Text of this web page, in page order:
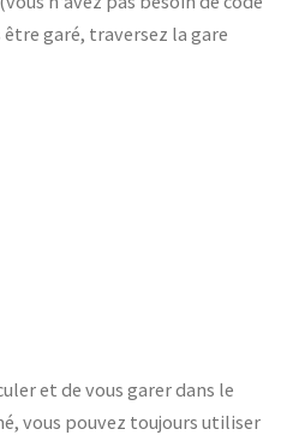
garé, traversez la gare
et de vous garer dans le
vous pouvez toujours utiliser